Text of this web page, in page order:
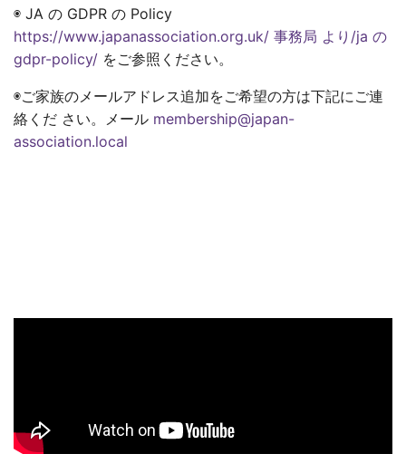
◉ JA の GDPR の Policy
https://www.japanassociation.org.uk/ 事務局 より/ja の
gdpr-policy/ をご参照ください。
◉ご家族のメールアドレス追加をご希望の方は下記にご連
絡くだ さい。メール membership@japan-
association.local